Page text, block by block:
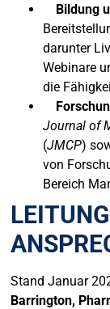
Bildung
darunter
Webinare
die
Journal of
(JMCP)
von
Bereich
Stand Januar
Barrington,